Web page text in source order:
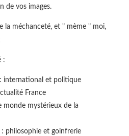
de vos images.
la méchanceté, et " mème " moi,
:
international et politique
France
monde mystérieux de la
philosophie et goinfrerie